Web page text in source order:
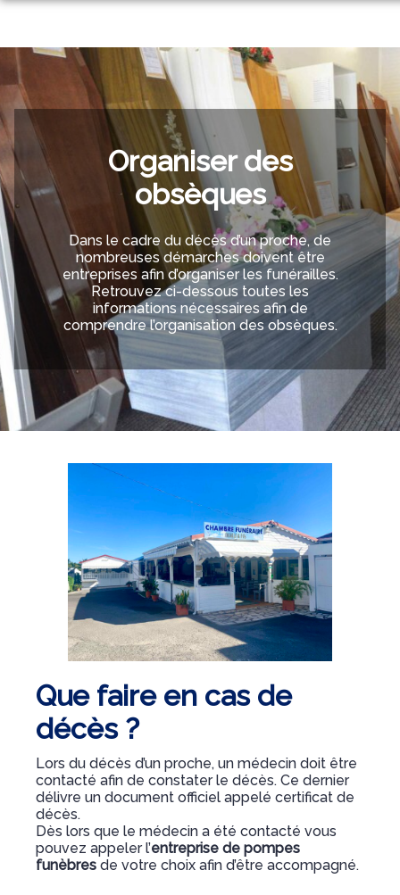
Aller
PRÉVOIR SES OBSÈQUES
SERVICES AUX FAMILLES
NOTRE AGENCE
NOTRE CHAMBRE FUNÉRAIRE
ESPACES HOMMAGES
Organiser des
obsèques
Dans le cadre du décès d’un proche, de
nombreuses démarches doivent être
entreprises afin d’organiser les funérailles.
Retrouvez ci-dessous toutes les
informations nécessaires afin de
comprendre l’organisation des obsèques.
Que faire en cas de
décès ?
Lors du décès d’un proche, un médecin doit être
contacté afin de constater le décès. Ce dernier
délivre un document officiel appelé certificat de
décès.
Dès lors que le médecin a été contacté vous
pouvez appeler l’entreprise de pompes
funèbres de votre choix afin d’être accompagné.